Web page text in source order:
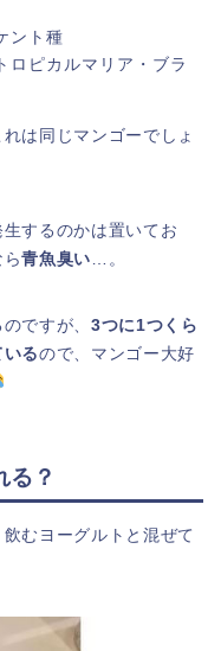
ント種
ロピカルマリア・ブラ
は同じマンゴーでしょ
するのかは置いてお
ら青魚臭い …。
ですが、 3つに1つくら
るので、マンゴー大好
る？
むヨーグルトと混ぜて